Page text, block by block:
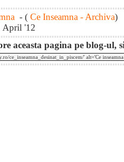
- ( Ce Inseamna - Archiva)
April '12
aceasta pagina pe blog-ul,